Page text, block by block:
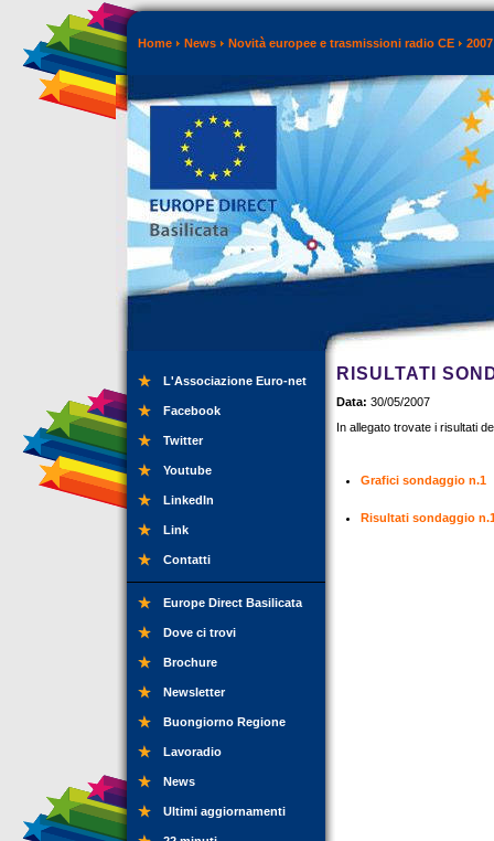
Home News Novità europee e trasmissioni radio CE 2007
L'Associazione Euro-net
Facebook
Twitter
Youtube
LinkedIn
Link
Contatti
Europe Direct Basilicata
Dove ci trovi
Brochure
Newsletter
Buongiorno Regione
Lavoradio
News
Ultimi aggiornamenti
RISULTATI
Data: 30/05/2007
In allegato trovate i risultati
Grafici sondaggio n.1
Risultati sondaggio